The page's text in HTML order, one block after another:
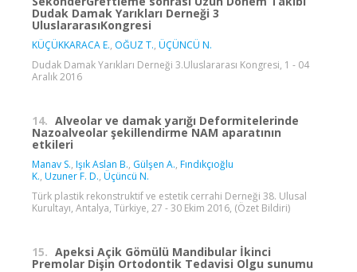
Dudak Damak Yarıkları Derneği 3
UluslararasıKongresi
KÜÇÜKKARACA E., OĞUZ T., ÜÇÜNCÜ N.
Dudak Damak Yarıkları Derneği 3.Uluslararası Kongresi, 1 - 04
Aralık 2016
14. Alveolar ve damak yarığı Deformitelerinde
Nazoalveolar şekillendirme NAM aparatının
etkileri
Manav S., Işık Aslan B., Gülşen A., Fındıkçıoğlu
K., Uzuner F. D., Üçüncü N.
Türk plastik rekonstruktif ve estetik cerrahi Derneği 38. Ulusal
Kurultayı, Antalya, Türkiye, 27 - 30 Ekim 2016, (Özet Bildiri)
15. Apeksi Açik Gömülü Mandibular İkinci
Premolar Dişin Ortodontik Tedavisi Olgu sunumu